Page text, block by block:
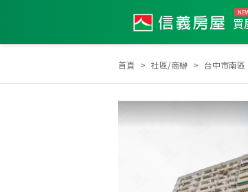
買
首頁 社區/商辦 台中市南區